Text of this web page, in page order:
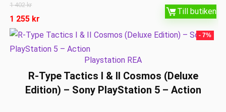
1 402kr
1 255 kr
Till butiken
- 7%
Playstation REA
R-Type Tactics I & II Cosmos (Deluxe
Edition) – Sony PlayStation 5 – Action